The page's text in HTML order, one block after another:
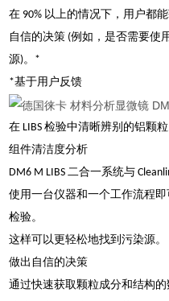
在 90% 以上的情况下，用户都
自信的决策 (例如，是否需要使
源)。*
*基于用户反馈
在 LIBS 检验中清晰辨别的铝颗粒
组件清洁度分析
DM6 M LIBS 二合一系统与
使用一台仪器和一个工作流程
检验。
这样可以更轻松地找到污染源。
做出自信的决策
通过快速获取颗粒成分和结构